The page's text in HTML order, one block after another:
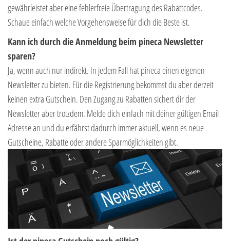
gewährleistet aber eine fehlerfreie Übertragung des Rabattcodes.
Schaue einfach welche Vorgehensweise für dich die Beste ist.
Kann ich durch die Anmeldung beim pineca Newsletter
sparen?
Ja, wenn auch nur indirekt. In jedem Fall hat pineca einen eigenen
Newsletter zu bieten. Für die Registrierung bekommst du aber derzeit
keinen extra Gutschein. Den Zugang zu Rabatten sichert dir der
Newsletter aber trotzdem. Melde dich einfach mit deiner gültigen Email
Adresse an und du erfährst dadurch immer aktuell, wenn es neue
Gutscheine, Rabatte oder andere Sparmöglichkeiten gibt.